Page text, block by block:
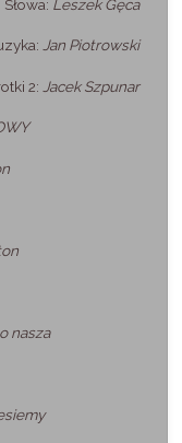
Słowa: Leszek Gęca
Jan Piotrowski
2: Jacek Szpunar
nasza